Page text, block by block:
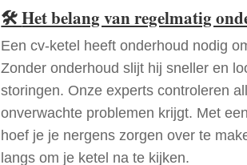
🛠Het belang van regelmatig
Een cv-ketel heeft onderhoud nodig
Zonder onderhoud slijt hij sneller en
storingen. Onze experts controleren
onverwachte problemen krijgt. Met
hoef je je nergens zorgen over te
langs om je ketel na te kijken.